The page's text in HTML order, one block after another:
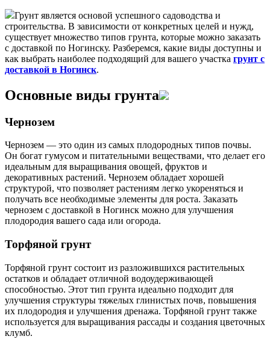
Грунт является основой успешного садоводства и
строительства. В зависимости от конкретных целей и нужд,
существует множество типов грунта, которые можно заказать
с доставкой по Ногинску. Разберемся, какие виды доступны и
как выбрать наиболее подходящий для вашего участка грунт с
доставкой в Ногинск.
Основные виды грунта
Чернозем
Чернозем — это один из самых плодородных типов почвы.
Он богат гумусом и питательными веществами, что делает его
идеальным для выращивания овощей, фруктов и
декоративных растений. Чернозем обладает хорошей
структурой, что позволяет растениям легко укореняться и
получать все необходимые элементы для роста. Заказать
чернозем с доставкой в Ногинск можно для улучшения
плодородия вашего сада или огорода.
Торфяной грунт
Торфяной грунт состоит из разложившихся растительных
остатков и обладает отличной водоудерживающей
способностью. Этот тип грунта идеально подходит для
улучшения структуры тяжелых глинистых почв, повышения
их плодородия и улучшения дренажа. Торфяной грунт также
используется для выращивания рассады и создания цветочных
клумб.